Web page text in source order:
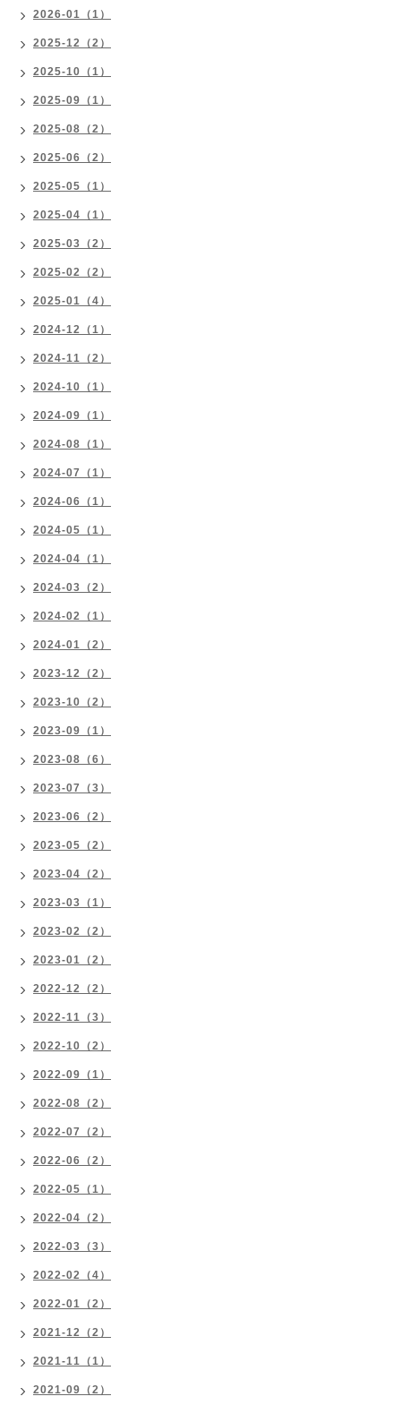
2026-01（1）
2025-12（2）
2025-10（1）
2025-09（1）
2025-08（2）
2025-06（2）
2025-05（1）
2025-04（1）
2025-03（2）
2025-02（2）
2025-01（4）
2024-12（1）
2024-11（2）
2024-10（1）
2024-09（1）
2024-08（1）
2024-07（1）
2024-06（1）
2024-05（1）
2024-04（1）
2024-03（2）
2024-02（1）
2024-01（2）
2023-12（2）
2023-10（2）
2023-09（1）
2023-08（6）
2023-07（3）
2023-06（2）
2023-05（2）
2023-04（2）
2023-03（1）
2023-02（2）
2023-01（2）
2022-12（2）
2022-11（3）
2022-10（2）
2022-09（1）
2022-08（2）
2022-07（2）
2022-06（2）
2022-05（1）
2022-04（2）
2022-03（3）
2022-02（4）
2022-01（2）
2021-12（2）
2021-11（1）
2021-09（2）